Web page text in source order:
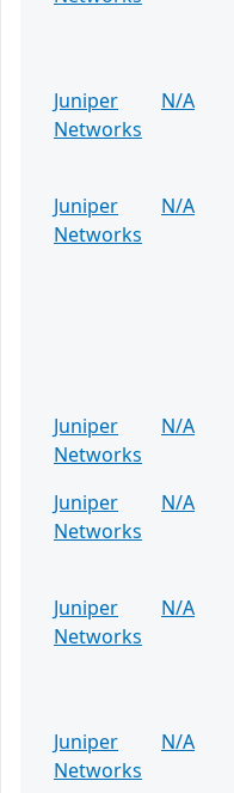
Juniper
Networks
N/A
Juniper
Networks
N/A
Juniper
Networks
N/A
Juniper
Networks
N/A
Juniper
Networks
N/A
Juniper
Networks
N/A